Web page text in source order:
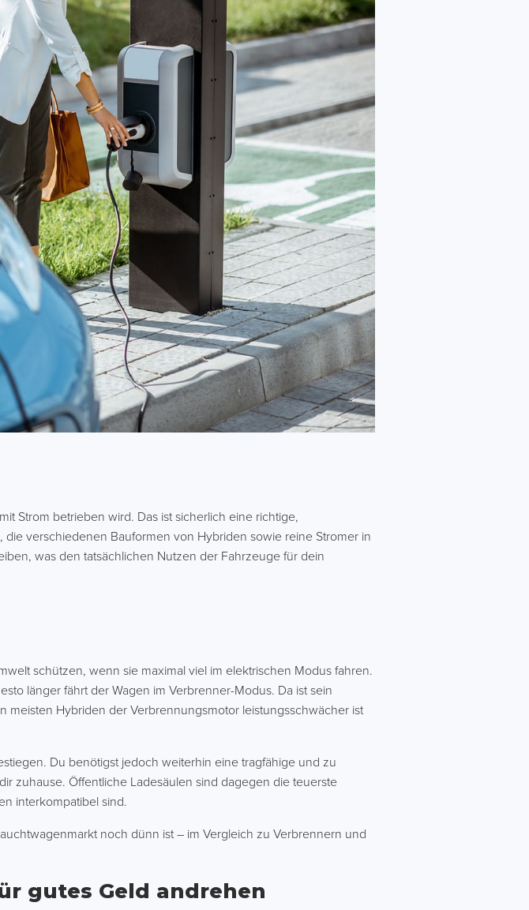
Strom betrieben wird. Das ist sicherlich eine richtige,
verschiedenen Bauformen von Hybriden sowie reine Stromer in
was den tatsächlichen Nutzen der Fahrzeuge für dein
schützen, wenn sie maximal viel im elektrischen Modus fahren.
länger fährt der Wagen im Verbrenner-Modus. Da ist sein
Hybriden der Verbrennungsmotor leistungsschwächer ist
Du benötigst jedoch weiterhin eine tragfähige und zu
zuhause. Öffentliche Ladesäulen sind dagegen die teuerste
interkompatibel sind.
noch dünn ist – im Vergleich zu Verbrennern und
gutes Geld andrehen